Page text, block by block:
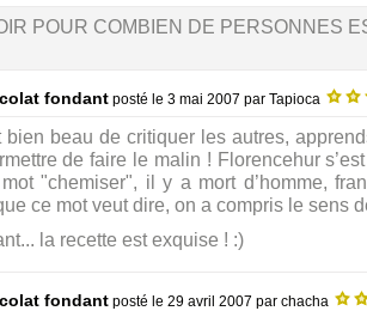
POUR COMBIEN DE PERSONNES
fondant posté le 3 mai 2007 par Tapioca
bien beau de critiquer les autres,
de faire le malin ! Florencehur
"chemiser", il y a mort d’homme,
ce mot veut dire, on a compris le sens
la recette est exquise ! :)
fondant posté le 29 avril 2007 par chacha